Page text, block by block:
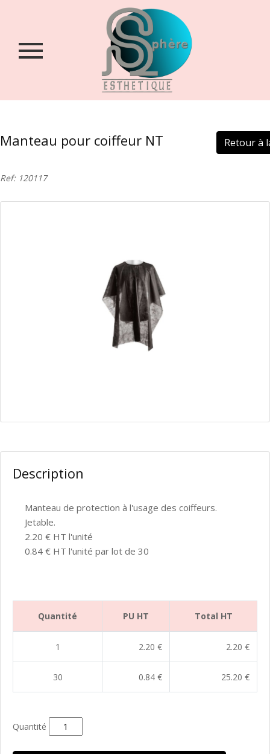
Qui
?
Login
Manteau pour coiffeur NT
Ref: 120117
Retour à
Description
Manteau de protection à l'usage des coiffeurs.
Jetable.
2.20 € HT l'unité
0.84 € HT l'unité par lot de 30
Quantité PU HT Total HT
1 2.20 € 2.20 €
30 0.84 € 25.20 €
Quantité